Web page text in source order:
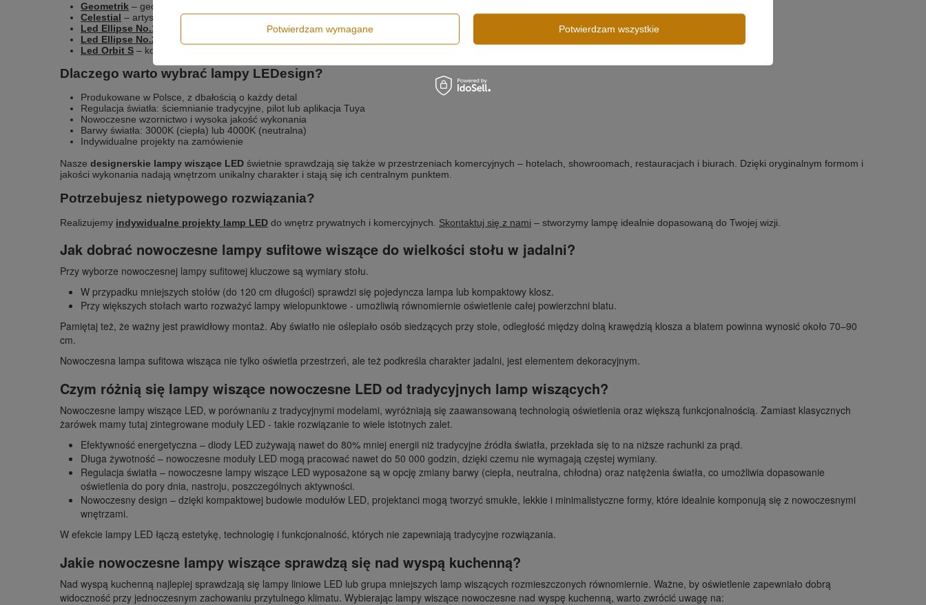
Geometrik – geometryczne lampy LED do wyspy kuchennej i jadalni
Celestial – artystyczne lampy LED o rzeźbiarskich formach
Led Ellipse No.1
– eliptyczne lampy LED wiszące poziomo
Led Ellipse No.2
– pionowe kompozycje elips LED
Led Orbit S – kompozycje z 3 i 4 ringów LED w układzie pionowym
Dlaczego warto wybrać lampy LEDesign?
Produkowane w Polsce, z dbałością o każdy detal
Regulacja światła: ściemnianie tradycyjne, pilot lub aplikacja Tuya
Nowoczesne wzornictwo i wysoka jakość wykonania
Barwy światła: 3000K (ciepła) lub 4000K (neutralna)
Indywidualne projekty na zamówienie
Nasze designerskie lampy wiszące LED świetnie sprawdzają się także w przestrzeniach komercyjnych – hotelach, showroomach, restauracjach i biurach. Dzięki oryginalnym formom i
jakości wykonania nadają wnętrzom unikalny charakter i stają się ich centralnym punktem.
Potrzebujesz nietypowego rozwiązania?
Realizujemy indywidualne projekty lamp LED do wnętrz prywatnych i komercyjnych. Skontaktuj się z nami – stworzymy lampę idealnie dopasowaną do Twojej wizji.
Jak dobrać nowoczesne lampy sufitowe wiszące do wielkości stołu w jadalni?
Przy wyborze nowoczesnej lampy sufitowej kluczowe są wymiary stołu.
W przypadku mniejszych stołów (do 120 cm długości) sprawdzi się pojedyncza lampa lub kompaktowy klosz.
Przy większych stołach warto rozważyć lampy wielopunktowe - umożliwią równomiernie oświetlenie całej powierzchni blatu.
Pamiętaj też, że ważny jest prawidłowy montaż. Aby światło nie oślepiało osób siedzących przy stole, odległość między dolną krawędzią klosza a blatem powinna wynosić około 70–90
cm.
Nowoczesna lampa sufitowa wisząca nie tylko oświetla przestrzeń, ale też podkreśla charakter jadalni, jest elementem dekoracyjnym.
Czym różnią się lampy wiszące nowoczesne LED od tradycyjnych lamp wiszących?
Nowoczesne lampy wiszące LED, w porównaniu z tradycyjnymi modelami, wyróżniają się zaawansowaną technologią oświetlenia oraz większą funkcjonalnością. Zamiast klasycznych
żarówek mamy tutaj zintegrowane moduły LED - takie rozwiązanie to wiele istotnych zalet.
Efektywność energetyczna – diody LED zużywają nawet do 80% mniej energii niż tradycyjne źródła światła, przekłada się to na niższe rachunki za prąd.
Długa żywotność – nowoczesne moduły LED mogą pracować nawet do 50 000 godzin, dzięki czemu nie wymagają częstej wymiany.
Regulacja światła – nowoczesne lampy wiszące LED wyposażone są w opcję zmiany barwy (ciepła, neutralna, chłodna) oraz natężenia światła, co umożliwia dopasowanie
oświetlenia do pory dnia, nastroju, poszczególnych aktywności.
Nowoczesny design – dzięki kompaktowej budowie modułów LED, projektanci mogą tworzyć smukłe, lekkie i minimalistyczne formy, które idealnie komponują się z nowoczesnymi
wnętrzami.
W efekcie lampy LED łączą estetykę, technologię i funkcjonalność, których nie zapewniają tradycyjne rozwiązania.
Jakie nowoczesne lampy wiszące sprawdzą się nad wyspą kuchenną?
Nad wyspą kuchenną najlepiej sprawdzają się lampy liniowe LED lub grupa mniejszych lamp wiszących rozmieszczonych równomiernie. Ważne, by oświetlenie zapewniało dobrą
widoczność przy jednoczesnym zachowaniu przytulnego klimatu. Wybierając lampy wiszące nowoczesne nad wyspę kuchenną, warto zwrócić uwagę na:
Potwierdzam wymagane Potwierdzam wszystkie